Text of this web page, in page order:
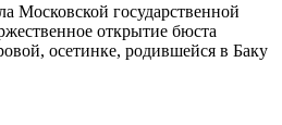
Московской государственной
открытие бюста
осетинке, родившейся в Баку